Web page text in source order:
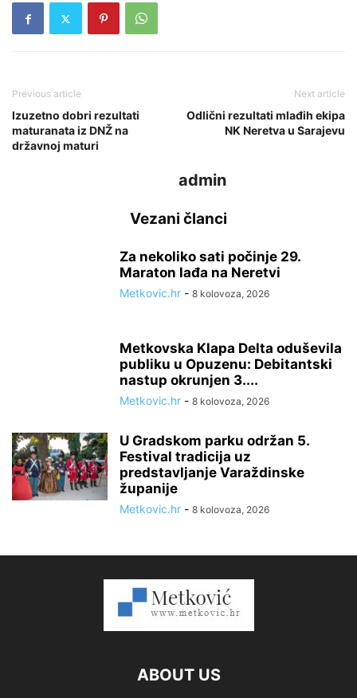
Previous article
Izuzetno dobri rezultati
maturanata iz DNŽ na
državnoj maturi
Next article
Odlični rezultati mlađih ekipa
NK Neretva u Sarajevu
admin
Vezani članci
Za nekoliko sati počinje 29.
Maraton lađa na Neretvi
Metkovic.hr - 8 kolovoza, 2026
Metkovska Klapa Delta oduševila
publiku u Opuzenu: Debitantski
nastup okrunjen 3....
Metkovic.hr - 8 kolovoza, 2026
U Gradskom parku održan 5.
Festival tradicija uz
predstavljanje Varaždinske
županije
Metkovic.hr - 8 kolovoza, 2026
ABOUT US